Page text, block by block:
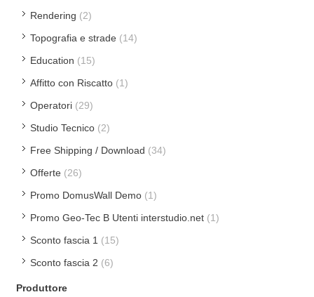
Rendering (2)
Topografia e strade (14)
Education (15)
Affitto con Riscatto (1)
Operatori (29)
Studio Tecnico (2)
Free Shipping / Download (34)
Offerte (26)
Promo DomusWall Demo (1)
Promo Geo-Tec B Utenti interstudio.net (1)
Sconto fascia 1 (15)
Sconto fascia 2 (6)
Produttore